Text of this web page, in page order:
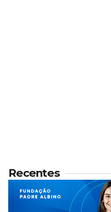
Recentes